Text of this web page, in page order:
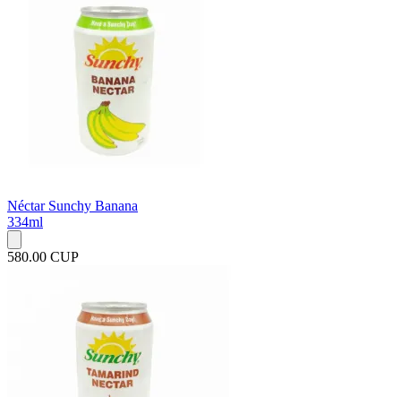
Néctar Sunchy Banana
334ml
580.00 CUP